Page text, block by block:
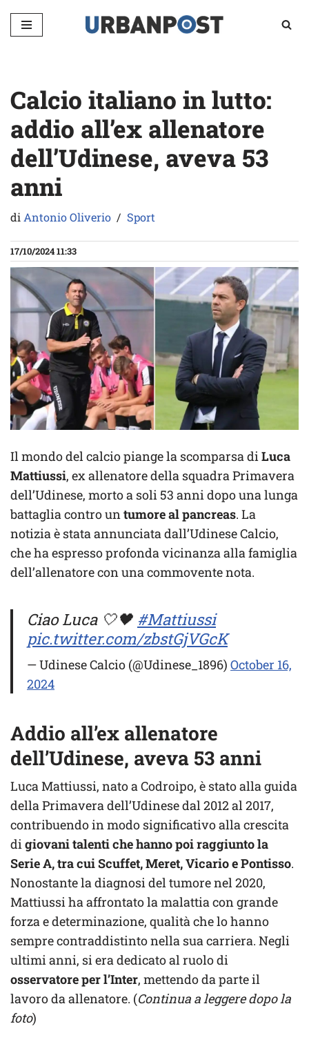
Vai
Calcio italiano in lutto:
addio all’ex allenatore
dell’Udinese, aveva 53
anni
diAntonio Oliverio Sport
17/10/2024 11:33
Il mondo del calcio piange la scomparsa di Luca
Mattiussi, ex allenatore della squadra Primavera
dell’Udinese, morto a soli 53 anni dopo una lunga
battaglia contro un tumore al pancreas. La
notizia è stata annunciata dall’Udinese Calcio,
che ha espresso profonda vicinanza alla famiglia
dell’allenatore con una commovente nota.
Ciao Luca 🤍🖤 #Mattiussi
pic.twitter.com/zbstGjVGcK
— Udinese Calcio (@Udinese_1896) October 16,
2024
Addio all’ex allenatore
dell’Udinese, aveva 53 anni
Luca Mattiussi, nato a Codroipo, è stato alla guida
della Primavera dell’Udinese dal 2012 al 2017,
contribuendo in modo significativo alla crescita
di giovani talenti che hanno poi raggiunto la
Serie A, tra cui Scuffet, Meret, Vicario e Pontisso.
Nonostante la diagnosi del tumore nel 2020,
Mattiussi ha affrontato la malattia con grande
forza e determinazione, qualità che lo hanno
sempre contraddistinto nella sua carriera. Negli
ultimi anni, si era dedicato al ruolo di
osservatore per l’Inter, mettendo da parte il
lavoro da allenatore. (Continua a leggere dopo la
foto)